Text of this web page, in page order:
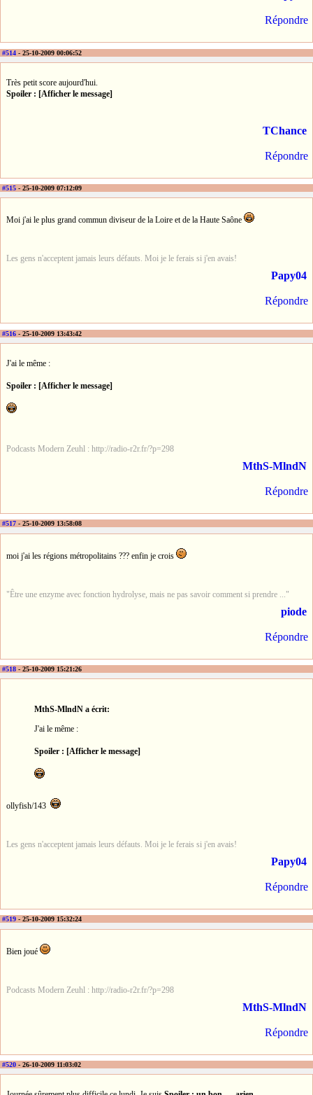
Répondre
#514 - 25-10-2009 00:06:52
Très petit score aujourd'hui.
Spoiler : [Afficher le message]
TChance
Répondre
#515 - 25-10-2009 07:12:09
Moi j'ai le plus grand commun diviseur de la Loire et de la Haute Saône
Les gens n'acceptent jamais leurs défauts. Moi je le ferais si j'en avais!
Papy04
Répondre
#516 - 25-10-2009 13:43:42
J'ai le même :
Spoiler : [Afficher le message]
Podcasts Modern Zeuhl : http://radio-r2r.fr/?p=298
MthS-MlndN
Répondre
#517 - 25-10-2009 13:58:08
moi j'ai les régions métropolitains ??? enfin je crois
"Être une enzyme avec fonction hydrolyse, mais ne pas savoir comment si prendre ..."
piode
Répondre
#518 - 25-10-2009 15:21:26
MthS-MlndN a écrit:
J'ai le même :
Spoiler : [Afficher le message]
ollyfish/143
Les gens n'acceptent jamais leurs défauts. Moi je le ferais si j'en avais!
Papy04
Répondre
#519 - 25-10-2009 15:32:24
Bien joué
Podcasts Modern Zeuhl : http://radio-r2r.fr/?p=298
MthS-MlndN
Répondre
#520 - 26-10-2009 11:03:02